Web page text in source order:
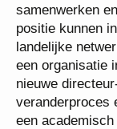
samenwerken
en positie
en landelijke
Almere een
we dat onze
geven aan dit
in heeft. Je hebt